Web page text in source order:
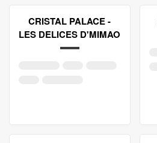
CRISTAL PALACE -
LES DELICES D'ΜIMAO